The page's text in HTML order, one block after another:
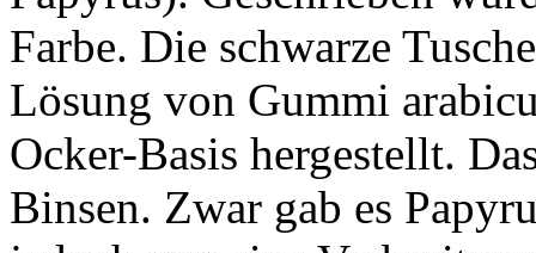
Farbe. Die schwarze
Lösung von Gummi
Ocker-Basis hergestellt.
Binsen. Zwar gab es